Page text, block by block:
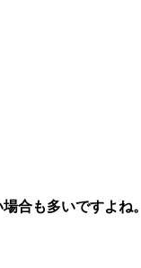
合も多いですよね。